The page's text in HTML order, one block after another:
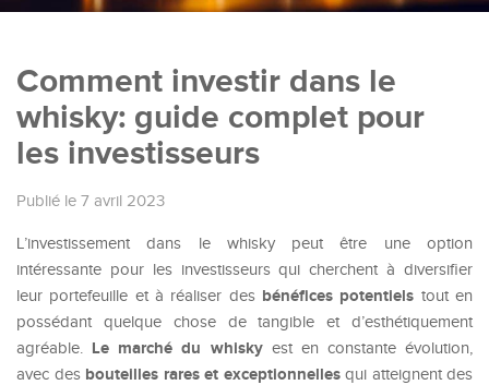
Comment investir dans le
whisky: guide complet pour
les investisseurs
Publié le 7 avril 2023
L’investissement dans le whisky peut être une option
intéressante pour les investisseurs qui cherchent à diversifier
leur portefeuille et à réaliser des bénéfices potentiels tout en
possédant quelque chose de tangible et d’esthétiquement
agréable. Le marché du whiskyest en constante évolution,
avec des bouteilles rares et exceptionnellesqui atteignent des